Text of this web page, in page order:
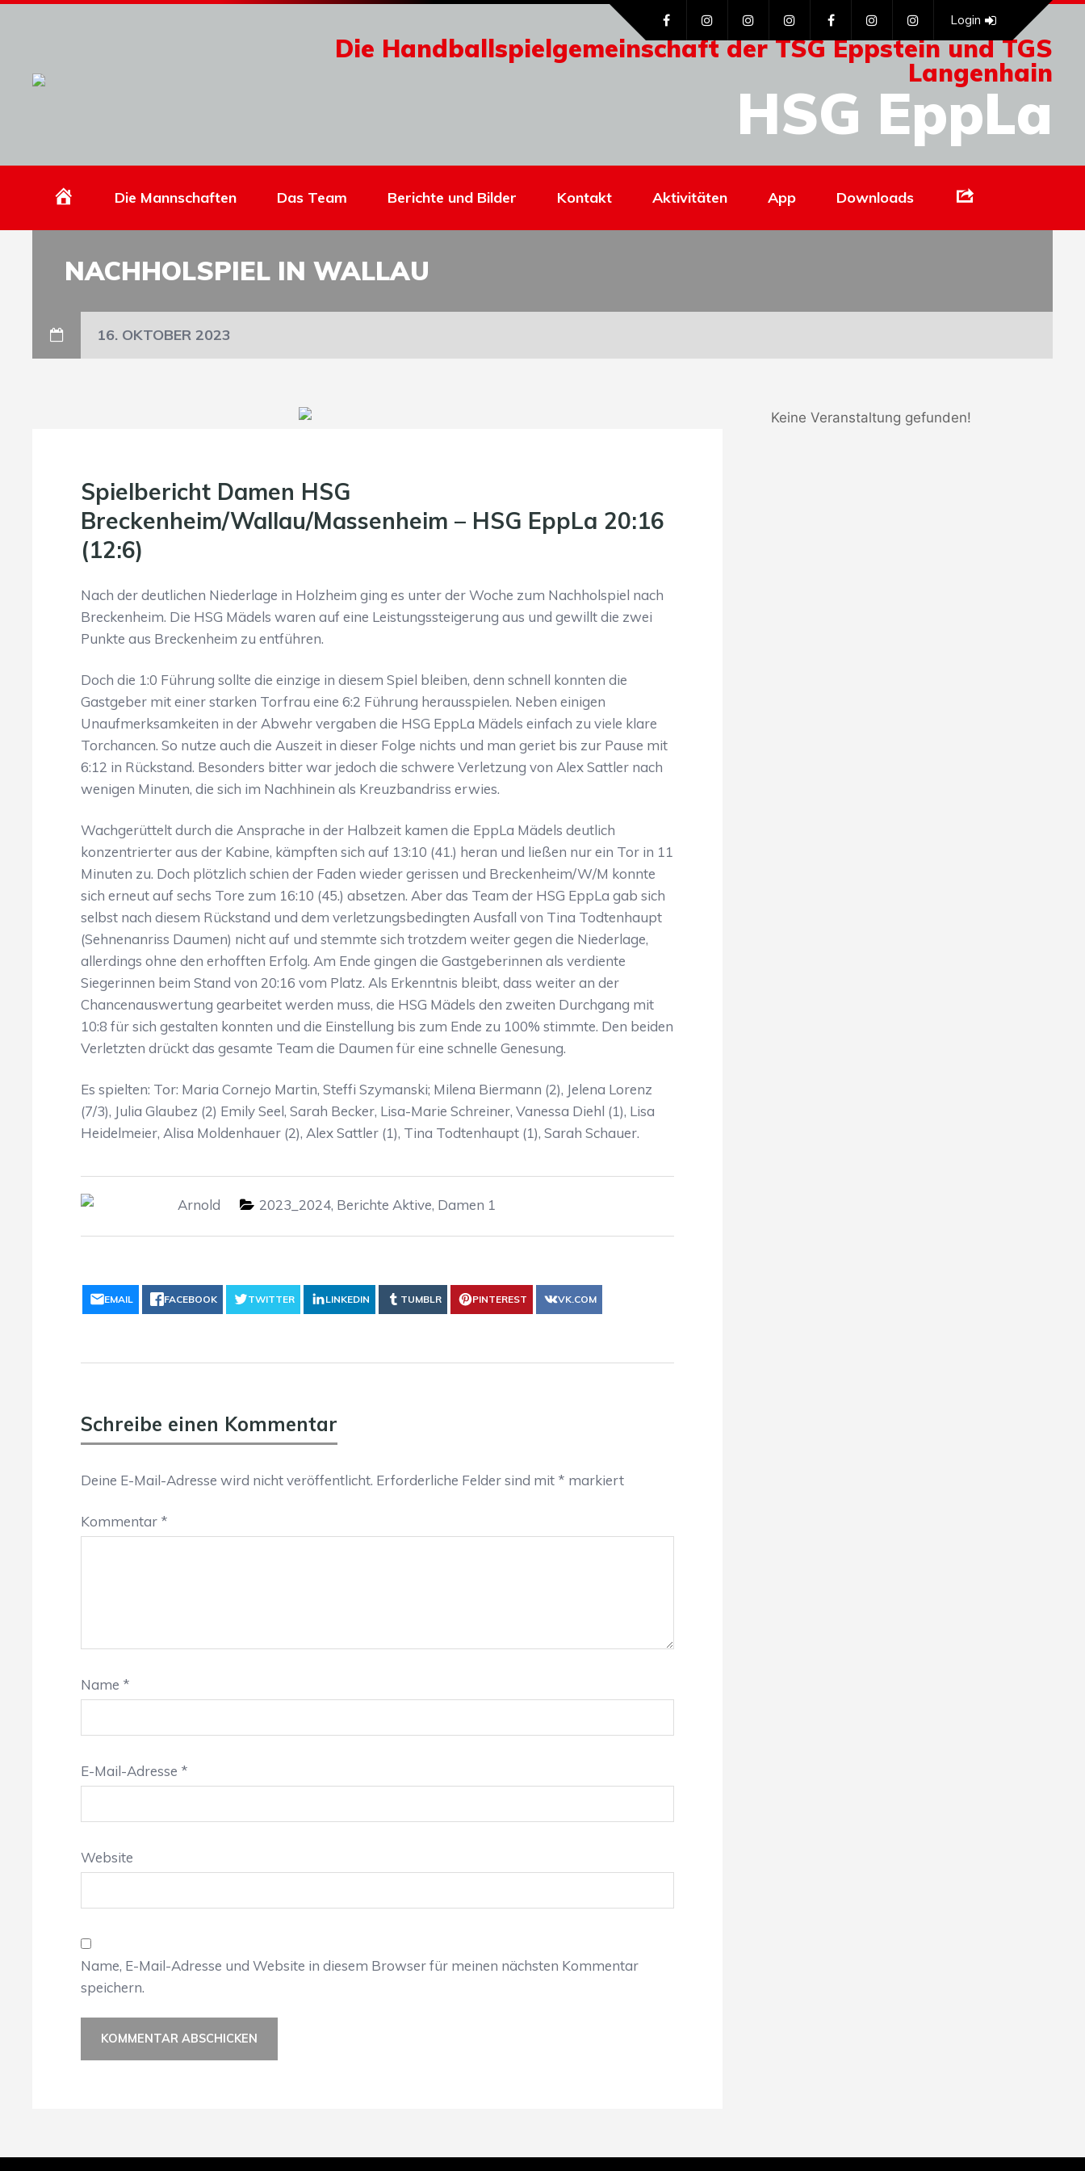
Die Handballspielgemeinschaft der TSG Eppstein und TGS
Langenhain
HSG EppLa
Login
HomepageDie Mannschaften Das Team Berichte und Bilder Kontakt Aktivitäten App Downloads
NACHHOLSPIEL IN WALLAU
16. OKTOBER 2023
Spielbericht Damen HSG
Breckenheim/Wallau/Massenheim – HSG EppLa 20:16
(12:6)
Nach der deutlichen Niederlage in Holzheim ging es unter der Woche zum Nachholspiel nach
Breckenheim. Die HSG Mädels waren auf eine Leistungssteigerung aus und gewillt die zwei
Punkte aus Breckenheim zu entführen.
Doch die 1:0 Führung sollte die einzige in diesem Spiel bleiben, denn schnell konnten die
Gastgeber mit einer starken Torfrau eine 6:2 Führung herausspielen. Neben einigen
Unaufmerksamkeiten in der Abwehr vergaben die HSG EppLa Mädels einfach zu viele klare
Torchancen. So nutze auch die Auszeit in dieser Folge nichts und man geriet bis zur Pause mit
6:12 in Rückstand. Besonders bitter war jedoch die schwere Verletzung von Alex Sattler nach
wenigen Minuten, die sich im Nachhinein als Kreuzbandriss erwies.
Wachgerüttelt durch die Ansprache in der Halbzeit kamen die EppLa Mädels deutlich
konzentrierter aus der Kabine, kämpften sich auf 13:10 (41.) heran und ließen nur ein Tor in 11
Minuten zu. Doch plötzlich schien der Faden wieder gerissen und Breckenheim/W/M konnte
sich erneut auf sechs Tore zum 16:10 (45.) absetzen. Aber das Team der HSG EppLa gab sich
selbst nach diesem Rückstand und dem verletzungsbedingten Ausfall von Tina Todtenhaupt
(Sehnenanriss Daumen) nicht auf und stemmte sich trotzdem weiter gegen die Niederlage,
allerdings ohne den erhofften Erfolg. Am Ende gingen die Gastgeberinnen als verdiente
Siegerinnen beim Stand von 20:16 vom Platz. Als Erkenntnis bleibt, dass weiter an der
Chancenauswertung gearbeitet werden muss, die HSG Mädels den zweiten Durchgang mit
10:8 für sich gestalten konnten und die Einstellung bis zum Ende zu 100% stimmte. Den beiden
Verletzten drückt das gesamte Team die Daumen für eine schnelle Genesung.
Es spielten: Tor: Maria Cornejo Martin, Steffi Szymanski; Milena Biermann (2), Jelena Lorenz
(7/3), Julia Glaubez (2) Emily Seel, Sarah Becker, Lisa-Marie Schreiner, Vanessa Diehl (1), Lisa
Heidelmeier, Alisa Moldenhauer (2), Alex Sattler (1), Tina Todtenhaupt (1), Sarah Schauer.
Arnold 2023_2024, Berichte Aktive, Damen 1
EMAIL FACEBOOK TWITTER LINKEDIN TUMBLR PINTEREST VK.COM
Schreibe einen Kommentar
Deine E-Mail-Adresse wird nicht veröffentlicht. Erforderliche Felder sind mit * markiert
Kommentar *
Name *
E-Mail-Adresse *
Website
Name, E-Mail-Adresse und Website in diesem Browser für meinen nächsten Kommentar
speichern.
Keine Veranstaltung gefunden!